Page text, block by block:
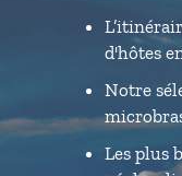
d'hôtes
Notre
Les plus